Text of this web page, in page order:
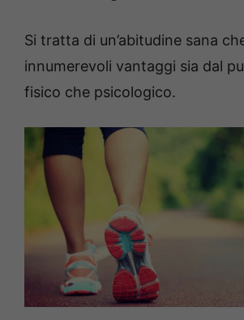
Si tratta di un’abitudine sana
innumerevoli vantaggi sia dal
fisico che psicologico.